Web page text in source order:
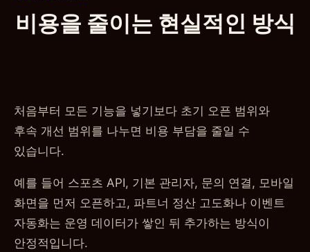
비용을 줄이는 현실적인 방식
처음부터 모든 기능을 넣기보다 초기 오픈 범위와
후속 개선 범위를 나누면 비용 부담을 줄일 수
있습니다.
예를 들어 스포츠 API, 기본 관리자, 문의 연결, 모바일
화면을 먼저 오픈하고, 파트너 정산 고도화나 이벤트
자동화는 운영 데이터가 쌓인 뒤 추가하는 방식이
안정적입니다.